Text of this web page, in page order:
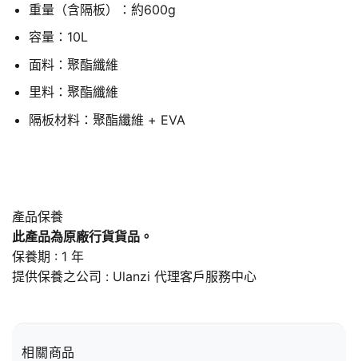
重量（含隔板）：約600g
容量：10L
面料：聚酯纖維
里料：聚酯纖維
隔板材料：聚酯纖維 + EVA
產品保養
此產品為原廠行貨貨品。
保養期 : 1 年
提供保養之公司 : Ulanzi 代理客戶服務中心
相關商品